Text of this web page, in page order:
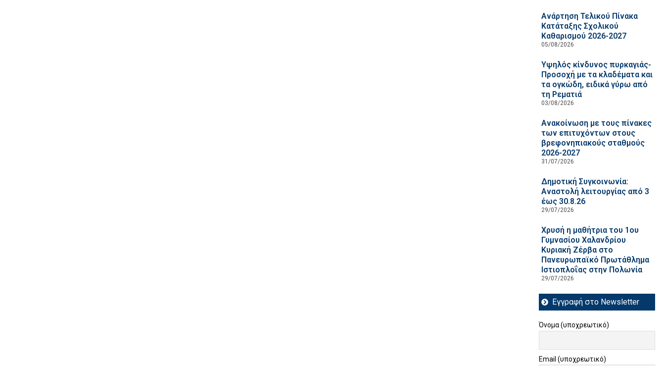
Ανάρτηση Τελικού Πίνακα
Κατάταξης Σχολικού
Καθαρισμού 2026-2027
05/08/2026
Υψηλός κίνδυνος πυρκαγιάς-
Προσοχή με τα κλαδέματα και
τα ογκώδη, ειδικά γύρω από
τη Ρεματιά
03/08/2026
Ανακοίνωση με τους πίνακες
των επιτυχόντων στους
βρεφονηπιακούς σταθμούς
2026-2027
31/07/2026
Δημοτική Συγκοινωνία:
Αναστολή λειτουργίας από 3
έως 30.8.26
29/07/2026
Χρυσή η μαθήτρια του 1ου
Γυμνασίου Χαλανδρίου
Κυριακή Ζέρβα στο
Πανευρωπαϊκό Πρωτάθλημα
Ιστιοπλοΐας στην Πολωνία
29/07/2026
Εγγραφή στο Newsletter
Όνομα (υποχρεωτικό)
Email (υποχρεωτικό)